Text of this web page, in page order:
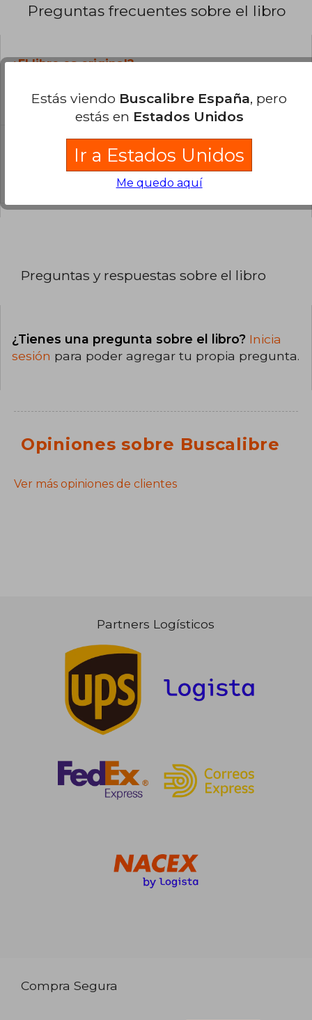
Preguntas frecuentes sobre el libro
¿El libro es original?
catálogo son Originales.
¿En qué Idioma está escrito el
El libro está escrito en Inglés.
Preguntas y respuestas sobre el libro
¿Tienes una pregunta sobre el libro? Inicia
sesión para poder agregar tu propia pregunta.
Opiniones sobre Buscalibre
Ver más opiniones de clientes
Partners Logísticos
Compra Segura
Estás viendo Buscalibre España, pero
estás en Estados Unidos
Ir a Estados Unidos
Me quedo aquí